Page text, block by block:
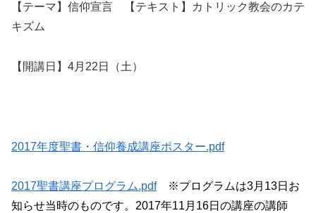
【テーマ】信仰宣言 【テキスト】カトリック教会のカテ
キズム
【開講日】4月22日（土）
2017年度聖書・信仰養成講座ポスター.pdf
2017聖書講座プログラム.pdf
※プログラムは3月13日お
知らせ当時のものです。 2017年11月16日の講座の講師